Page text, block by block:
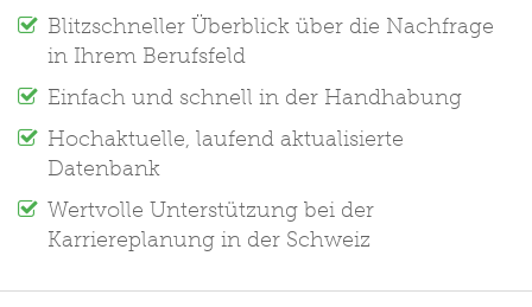
Blitzschneller Überblick über die Nachfrage
in Ihrem Berufsfeld
Einfach und schnell in der Handhabung
Hochaktuelle, laufend aktualisierte
Datenbank
Wertvolle Unterstützung bei der
Karriereplanung in der Schweiz